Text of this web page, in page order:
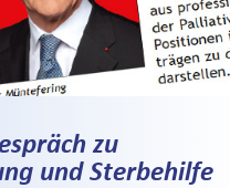
zu
und Sterbehilfe